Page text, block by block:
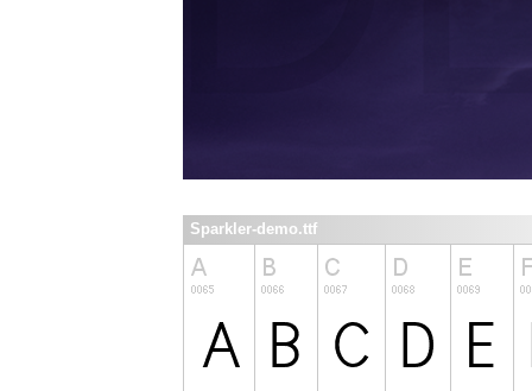
Sparkler-demo.ttf